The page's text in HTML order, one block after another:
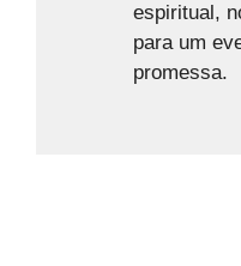
espiritual,
para um
promessa.